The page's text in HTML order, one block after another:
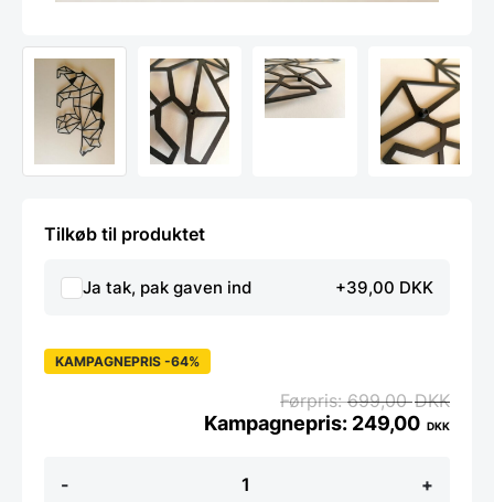
Tilkøb til produktet
Ja tak, pak gaven ind +39,00 DKK
-
illustration
+
KAMPAGNEPRIS -64%
699,00DKK
249,00 DKK